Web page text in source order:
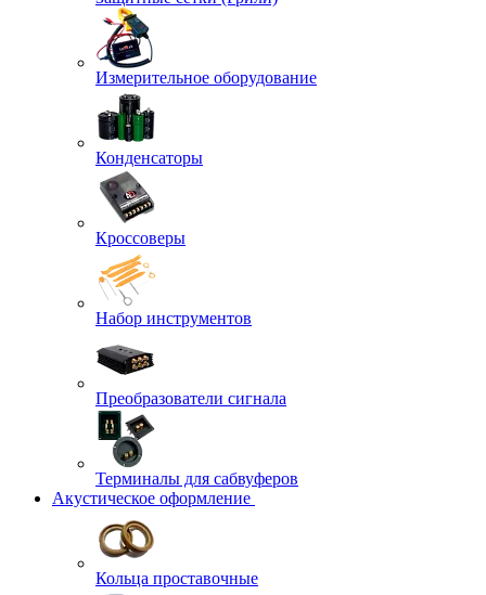
Измерительное оборудование
Конденсаторы
Кроссоверы
Набор инструментов
Преобразователи сигнала
Терминалы для сабвуферов
Акустическое оформление
Кольца проставочные